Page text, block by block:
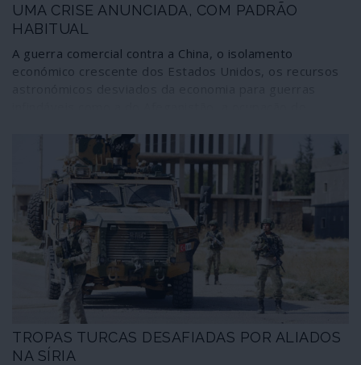
UMA CRISE ANUNCIADA, COM PADRÃO
HABITUAL
A guerra comercial contra a China, o isolamento
económico crescente dos Estados Unidos, os recursos
mas inexoráveis consequências da delapidação da
Natureza e dos seus recursos, o empobrecimento das
classes médias ocidentais, a destruição dos sistemas
de segurança social e de saúde dos países europeus e
latino-americanos pelas políticas de austeridade, a
especulação financeira e imobiliária dos últimos anos,
criaram um palco propício ao desencadear de uma crise
económica de grande magnitude ao menor abalo.
TROPAS TURCAS DESAFIADAS POR ALIADOS
NA SÍRIA